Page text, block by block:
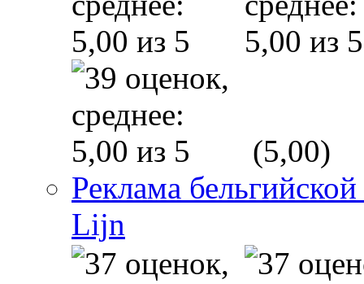
(5,00)
Реклама
Lijn